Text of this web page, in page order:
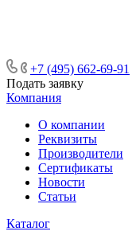
+7 (495) 662-69-91
Подать заявку
Компания
О компании
Реквизиты
Производители
Сертификаты
Новости
Статьи
Каталог